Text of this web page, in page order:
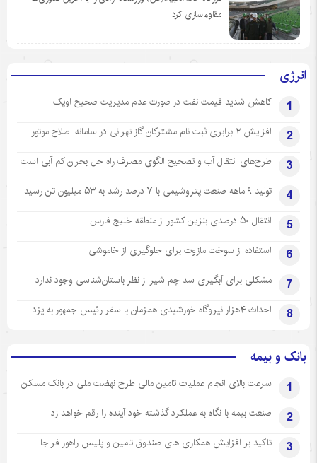
مقاوم‌سازی کرد
انرژی
1 کاهش شدید قیمت نفت در صورت عدم مدیریت صحیح اوپک
2 افزایش ۲ برابری ثبت نام مشترکان گاز تهرانی‌ در سامانه اصلاح موتور
3 طرح‌های انتقال آب و تصحیح الگوی مصرف راه حل بحران کم آبی است
4 تولید ۹ ماهه صنعت پتروشیمی با ۷ درصد رشد به ۵۳ میلیون تن رسید
5 انتقال ۵۰ درصدی بنزین کشور از منطقه خلیج فارس
6 استفاده از سوخت مازوت برای جلوگیری از خاموشی
7 مشکلی برای آبگیری سد چم شیر از نظر باستان‌شناسی وجود ندارد
8 احداث ۴هزار نیروگاه خورشیدی همزمان با سفر رئیس جمهور به یزد
بانک و بیمه
1 سرعت بالای انجام عملیات تامین مالی طرح نهضت ملی در بانک مسکن
2 صنعت بیمه با نگاه به عملکرد گذشته خود آینده را رقم خواهد زد
3 تاکید بر افزایش همکاری های صندوق تامین و پلیس راهور فراجا